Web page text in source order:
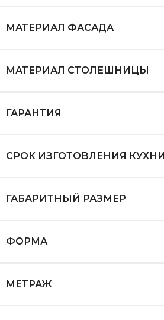
МАТЕРИАЛ ФАСАДА
МАТЕРИАЛ СТОЛЕШНИЦЫ
ГАРАНТИЯ
СРОК ИЗГОТОВЛЕНИЯ КУХНИ
ГАБАРИТНЫЙ РАЗМЕР
ФОРМА
МЕТРАЖ